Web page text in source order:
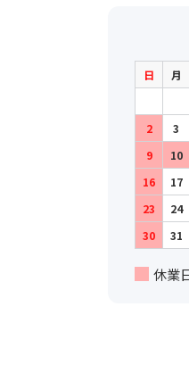
日 月
2
3
9
10
16
17
23
24
30
31
休業